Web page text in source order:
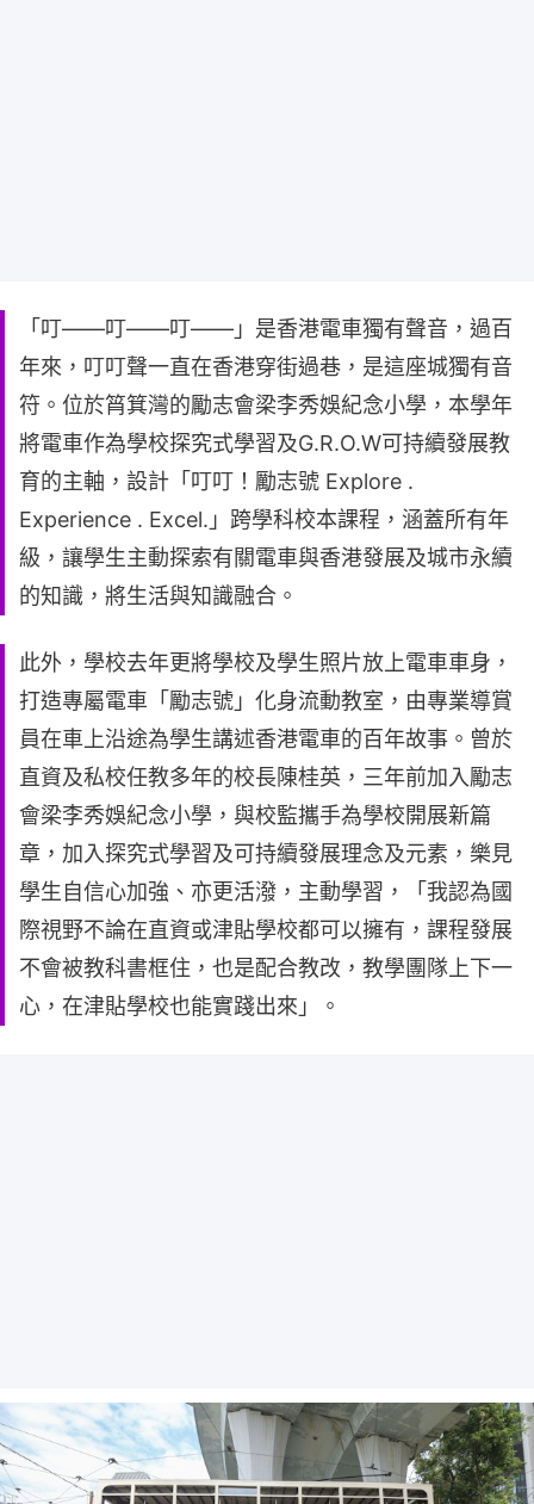
「叮——叮——叮——」是香港電車獨有聲音，過百
年來，叮叮聲一直在香港穿街過巷，是這座城獨有音
符。位於筲箕灣的勵志會梁李秀娛紀念小學，本學年
將電車作為學校探究式學習及G.R.O.W可持續發展教
育的主軸，設計「叮叮！勵志號 Explore .
Experience . Excel.」跨學科校本課程，涵蓋所有年
級，讓學生主動探索有關電車與香港發展及城市永續
的知識，將生活與知識融合。
此外，學校去年更將學校及學生照片放上電車車身，
打造專屬電車「勵志號」化身流動教室，由專業導賞
員在車上沿途為學生講述香港電車的百年故事。曾於
直資及私校任教多年的校長陳桂英，三年前加入勵志
會梁李秀娛紀念小學，與校監攜手為學校開展新篇
章，加入探究式學習及可持續發展理念及元素，樂見
學生自信心加強、亦更活潑，主動學習，「我認為國
際視野不論在直資或津貼學校都可以擁有，課程發展
不會被教科書框住，也是配合教改，教學團隊上下一
心，在津貼學校也能實踐出來」。